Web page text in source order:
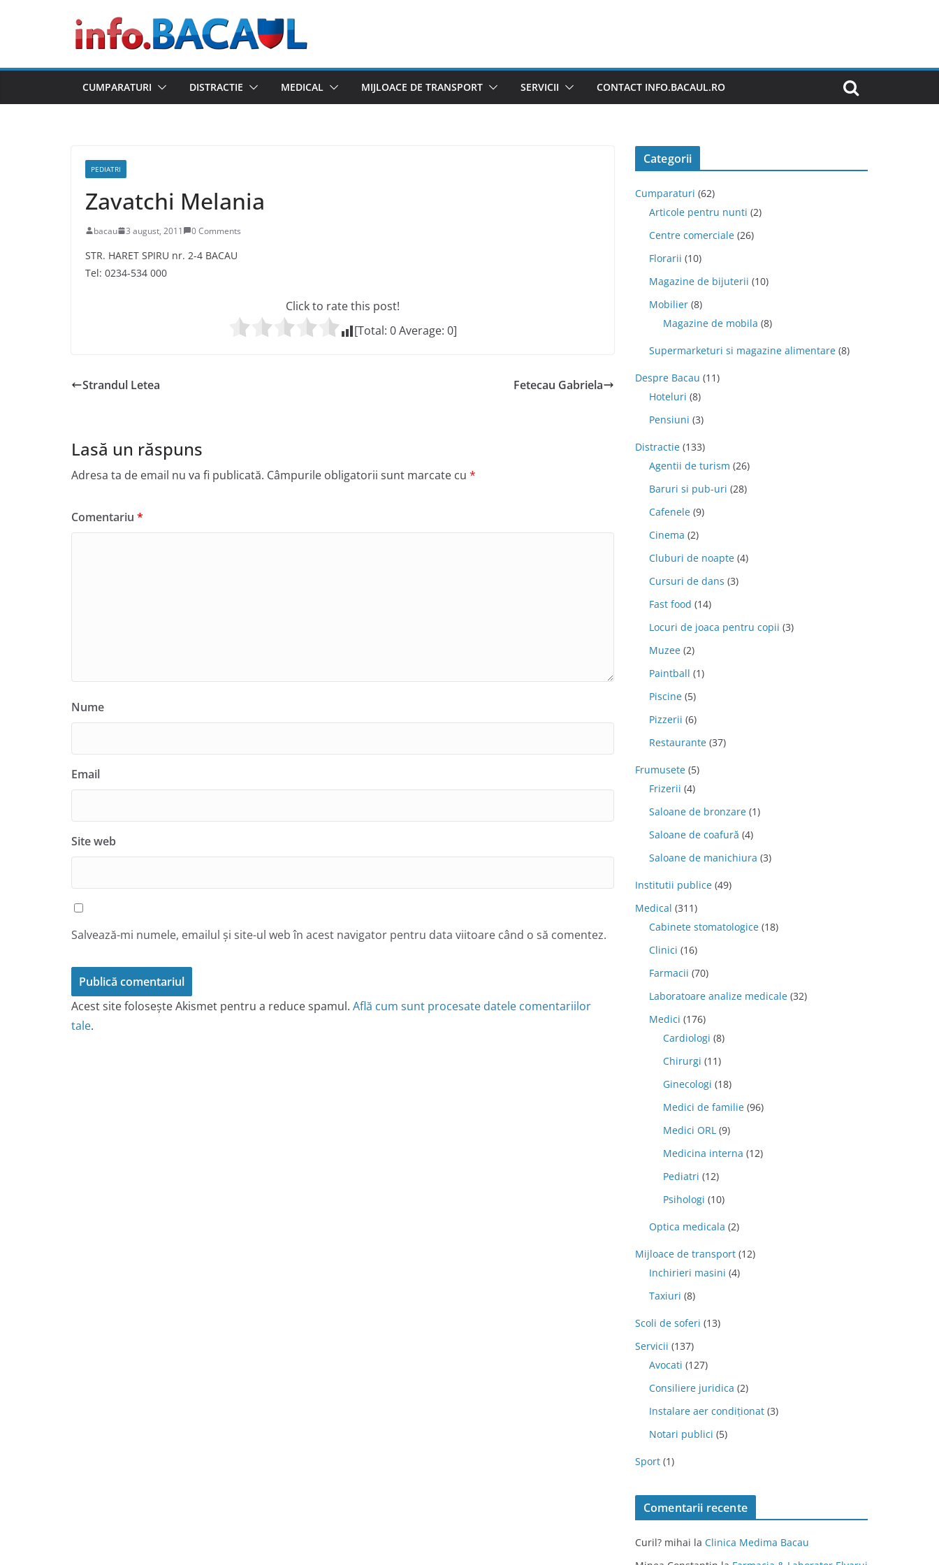
CUMPARATURI DISTRACTIE MEDICAL MIJLOACE DE TRANSPORT SERVICII CONTACT INFO.BACAUL.RO
PEDIATRI
Zavatchi Melania
bacau 3 august, 2011 0 Comments
STR. HARET SPIRU nr. 2-4 BACAU
Tel: 0234-534 000
Click to rate this post!
[Total: 0Average: 0]
Strandul Letea Fetecau Gabriela
Lasă un răspuns
Adresa ta de email nu va fi publicată. Câmpurile obligatorii sunt marcate cu *
Comentariu *
Nume
Email
Site web
Salvează-mi numele, emailul și site-ul web în acest navigator pentru data viitoare când o să comentez.
Acest site folosește Akismet pentru a reduce spamul. Află cum sunt procesate datele comentariilor
tale.
Categorii
Cumparaturi (62)
Articole pentru nunti (2)
Centre comerciale (26)
Florarii (10)
Magazine de bijuterii (10)
Mobilier (8)
Magazine de mobila (8)
Supermarketuri si magazine alimentare (8)
Despre Bacau (11)
Hoteluri (8)
Pensiuni (3)
Distractie (133)
Agentii de turism (26)
Baruri si pub-uri (28)
Cafenele (9)
Cinema (2)
Cluburi de noapte (4)
Cursuri de dans (3)
Fast food (14)
Locuri de joaca pentru copii (3)
Muzee (2)
Paintball (1)
Piscine (5)
Pizzerii (6)
Restaurante (37)
Frumusete (5)
Frizerii (4)
Saloane de bronzare (1)
Saloane de coafură (4)
Saloane de manichiura (3)
Institutii publice (49)
Medical (311)
Cabinete stomatologice (18)
Clinici (16)
Farmacii (70)
Laboratoare analize medicale (32)
Medici (176)
Cardiologi (8)
Chirurgi (11)
Ginecologi (18)
Medici de familie (96)
Medici ORL (9)
Medicina interna (12)
Pediatri (12)
Psihologi (10)
Optica medicala (2)
Mijloace de transport (12)
Inchirieri masini (4)
Taxiuri (8)
Scoli de soferi (13)
Servicii (137)
Avocati (127)
Consiliere juridica (2)
Instalare aer condiționat (3)
Notari publici (5)
Sport (1)
Comentarii recente
Curil? mihai la Clinica Medima Bacau